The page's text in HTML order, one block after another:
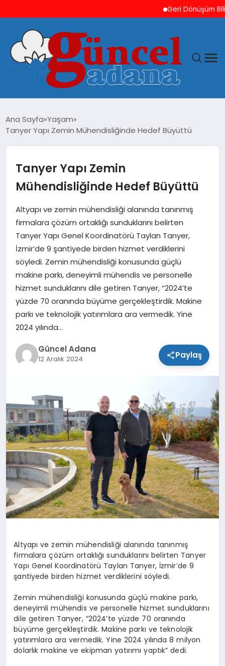
Geri Dönüşüm Bilinci
GÜNCEL
YAŞAM
MAGAZIN
SAĞLIK
SPOR
TEKNOLOJI
Ana Sayfa Yaşam
Tanyer Yapı Zemin Mühendisliğinde Hedef Büyüttü
Tanyer Yapı Zemin
Mühendisliğinde Hedef Büyüttü
Altyapı ve zemin mühendisliği alanında tanınmış
firmalara çözüm ortaklığı sunduklarını belirten
Tanyer Yapı Genel Koordinatörü Taylan Tanyer,
İzmir’de 9 şantiyede birden hizmet verdiklerini
söyledi. Zemin mühendisliği konusunda güçlü
makine parkı, deneyimli mühendis ve personelle
hizmet sunduklarını dile getiren Tanyer, “2024’te
yüzde 70 oranında büyüme gerçekleştirdik. Makine
parkı ve teknolojik yatırımlara ara vermedik. Yine
2024 yılında…
Güncel Adana
12 Aralık 2024 Paylaş
Altyapı ve zemin mühendisliği alanında tanınmış
firmalara çözüm ortaklığı sunduklarını belirten Tanyer
Yapı Genel Koordinatörü Taylan Tanyer, İzmir’de 9
şantiyede birden hizmet verdiklerini söyledi.
Zemin mühendisliği konusunda güçlü makine parkı,
deneyimli mühendis ve personelle hizmet sunduklarını
dile getiren Tanyer, “2024’te yüzde 70 oranında
büyüme gerçekleştirdik. Makine parkı ve teknolojik
yatırımlara ara vermedik. Yine 2024 yılında 8 milyon
dolarlık makine ve ekipman yatırımı yaptık” dedi.